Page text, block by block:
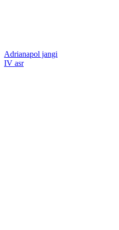
Adrianapol jangi
IV asr